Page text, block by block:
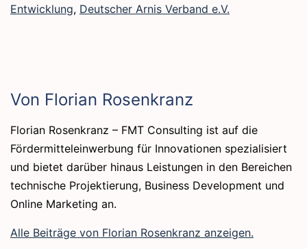
Entwicklung, Deutscher Arnis Verband e.V.
Von Florian Rosenkranz
Florian Rosenkranz – FMT Consulting ist auf die
Fördermitteleinwerbung für Innovationen spezialisiert
und bietet darüber hinaus Leistungen in den Bereichen
technische Projektierung, Business Development und
Online Marketing an.
Alle Beiträge von Florian Rosenkranz anzeigen.